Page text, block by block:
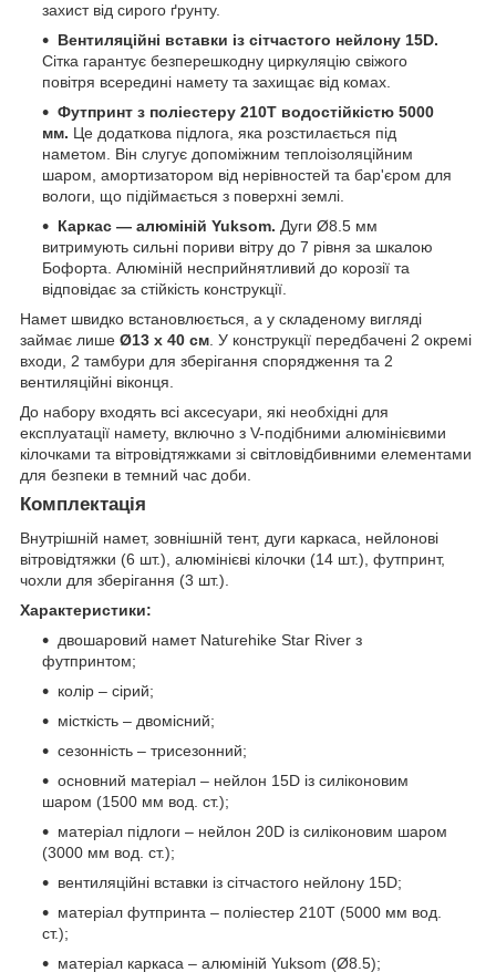
захист від сирого ґрунту.
Вентиляційні вставки із сітчастого нейлону 15D.
Сітка гарантує безперешкодну циркуляцію свіжого
повітря всередині намету та захищає від комах.
Футпринт з поліестеру 210T водостійкістю 5000
мм. Це додаткова підлога, яка розстилається під
наметом. Він слугує допоміжним теплоізоляційним
шаром, амортизатором від нерівностей та бар'єром для
вологи, що підіймається з поверхні землі.
Каркас — алюміній Yuksom. Дуги Ø8.5 мм
витримують сильні пориви вітру до 7 рівня за шкалою
Бофорта. Алюміній несприйнятливий до корозії та
відповідає за стійкість конструкції.
Намет швидко встановлюється, а у складеному вигляді
займає лише Ø13 х 40 см. У конструкції передбачені 2 окремі
входи, 2 тамбури для зберігання спорядження та 2
вентиляційні віконця.
До набору входять всі аксесуари, які необхідні для
експлуатації намету, включно з V-подібними алюмінієвими
кілочками та вітровідтяжками зі світловідбивними елементами
для безпеки в темний час доби.
Комплектація
Внутрішній намет, зовнішній тент, дуги каркаса, нейлонові
вітровідтяжки (6 шт.), алюмінієві кілочки (14 шт.), футпринт,
чохли для зберігання (3 шт.).
Характеристики:
двошаровий намет Naturehike Star River з
футпринтом;
колір – сірий;
місткість – двомісний;
сезонність – трисезонний;
основний матеріал – нейлон 15D із силіконовим
шаром (1500 мм вод. ст.);
матеріал підлоги – нейлон 20D із силіконовим шаром
(3000 мм вод. ст.);
вентиляційні вставки із сітчастого нейлону 15D;
матеріал футпринта – поліестер 210Т (5000 мм вод.
ст.);
матеріал каркаса – алюміній Yuksom (Ø8.5);